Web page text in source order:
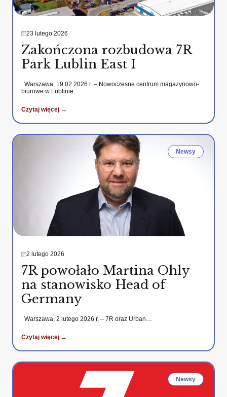
23 lutego 2026
Zakończona rozbudowa 7R
Park Lublin East I
Warszawa, 19.02.2026 r. – Nowoczesne centrum magazynowo-
biurowe w Lublinie…
Czytaj więcej →
Newsy
2 lutego 2026
7R powołało Martina Ohly
na stanowisko Head of
Germany
Warszawa, 2 lutego 2026 r. – 7R oraz Urban…
Czytaj więcej →
Newsy